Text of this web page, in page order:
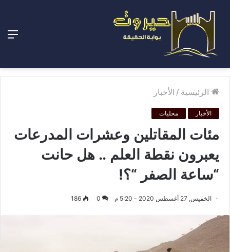
الرئيسية / الأخبار
الأخبار محليات
مئات المقاتلين وعشرات المدرعات
يعبرون نقطة العلم .. هل حانت
“ساعة الصفر “؟!
الخميس, 27 أغسطس 2020 - 5:20 م 0
186